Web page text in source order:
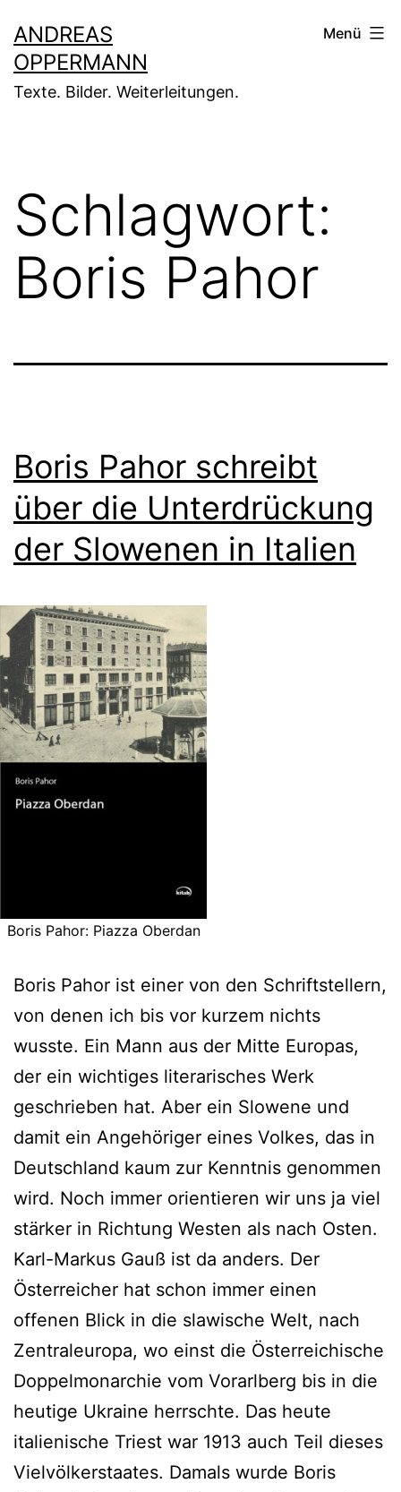
Inhalt
springen
ANDREAS
OPPERMANN
Texte. Bilder. Weiterleitungen.
Menü
Schlagwort:
Boris Pahor
Boris Pahor schreibt
über die Unterdrückung
der Slowenen in Italien
Boris Pahor: Piazza Oberdan
Boris Pahor ist einer von den Schriftstellern,
von denen ich bis vor kurzem nichts
wusste. Ein Mann aus der Mitte Europas,
der ein wichtiges literarisches Werk
geschrieben hat. Aber ein Slowene und
damit ein Angehöriger eines Volkes, das in
Deutschland kaum zur Kenntnis genommen
wird. Noch immer orientieren wir uns ja viel
stärker in Richtung Westen als nach Osten.
Karl-Markus Gauß ist da anders. Der
Österreicher hat schon immer einen
offenen Blick in die slawische Welt, nach
Zentraleuropa, wo einst die Österreichische
Doppelmonarchie vom Vorarlberg bis in die
heutige Ukraine herrschte. Das heute
italienische Triest war 1913 auch Teil dieses
Vielvölkerstaates. Damals wurde Boris